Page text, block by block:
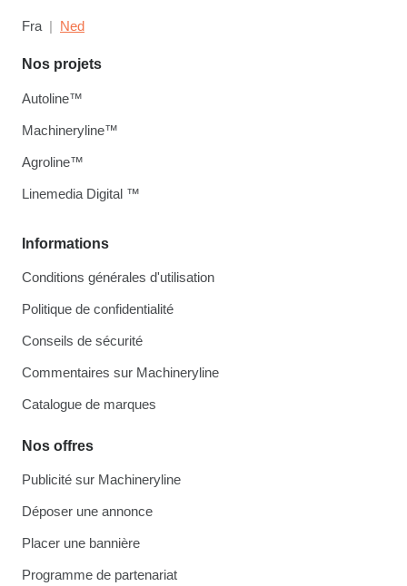
Fra Ned
Informations
Conditions générales d'utilisation
Politique de confidentialité
Conseils de sécurité
Commentaires sur Machineryline
Catalogue de marques
Nos offres
Publicité sur Machineryline
Déposer une annonce
Placer une bannière
Programme de partenariat
Nos projets
Autoline™
Machineryline™
Agroline™
Linemedia Digital ™